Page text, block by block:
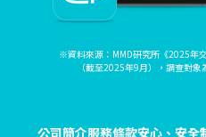
※資料來源：MMD研究所《2025年
（截至2025年9月），調查對
公司簡介服務條款安心、安全